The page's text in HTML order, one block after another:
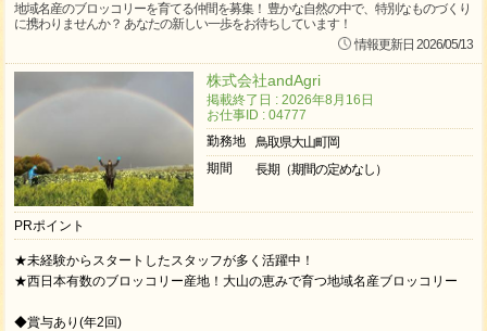
地域名産のブロッコリーを育てる仲間を募集！ 豊かな自然の中で、特別なものづくり
に携わりませんか？ あなたの新しい一歩をお待ちしています！
情報更新日 2026/05/13
株式会社andAgri
掲載終了日 : 2026年8月16日
お仕事ID : 04777
勤務地
鳥取県大山町岡
期間
長期（期間の定めなし）
PRポイント
★未経験からスタートしたスタッフが多く活躍中！
★西日本有数のブロッコリー産地！大山の恵みで育つ地域名産ブロッコリー
◆賞与あり(年2回)